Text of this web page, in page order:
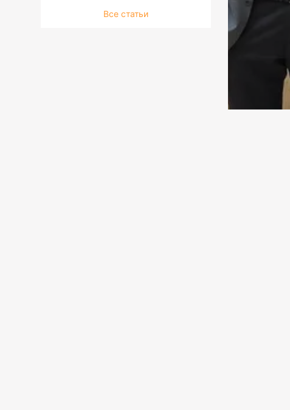
06.08.2026 14:30 Среда обитания
Все статьи